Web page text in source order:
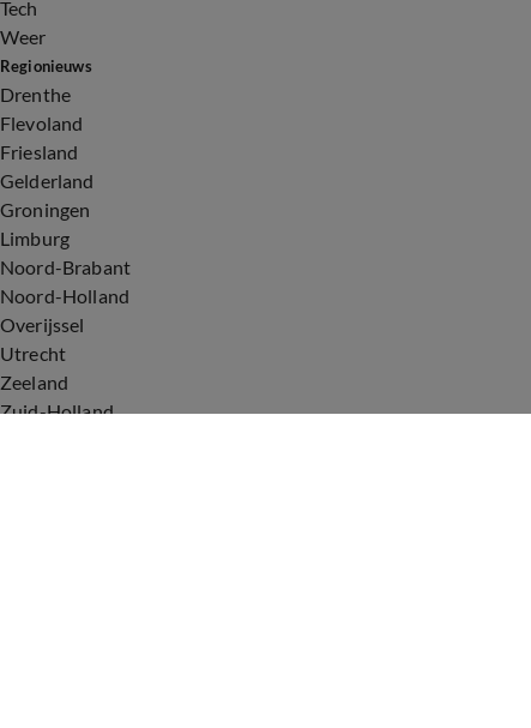
Tech
Weer
Regionieuws
Drenthe
Flevoland
Friesland
Gelderland
Groningen
Limburg
Noord-Brabant
Noord-Holland
Overijssel
Utrecht
Zeeland
Zuid-Holland